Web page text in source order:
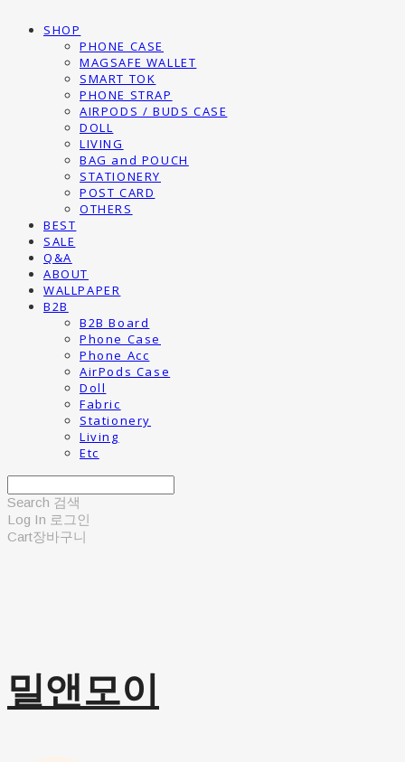
SHOP
PHONE CASE
MAGSAFE WALLET
SMART TOK
PHONE STRAP
AIRPODS / BUDS CASE
DOLL
LIVING
BAG and POUCH
STATIONERY
POST CARD
OTHERS
BEST
SALE
Q&A
ABOUT
WALLPAPER
B2B
B2B Board
Phone Case
Phone Acc
AirPods Case
Doll
Fabric
Stationery
Living
Etc
Search 검색
Log In 로그인
Cart장바구니
밀앤모이